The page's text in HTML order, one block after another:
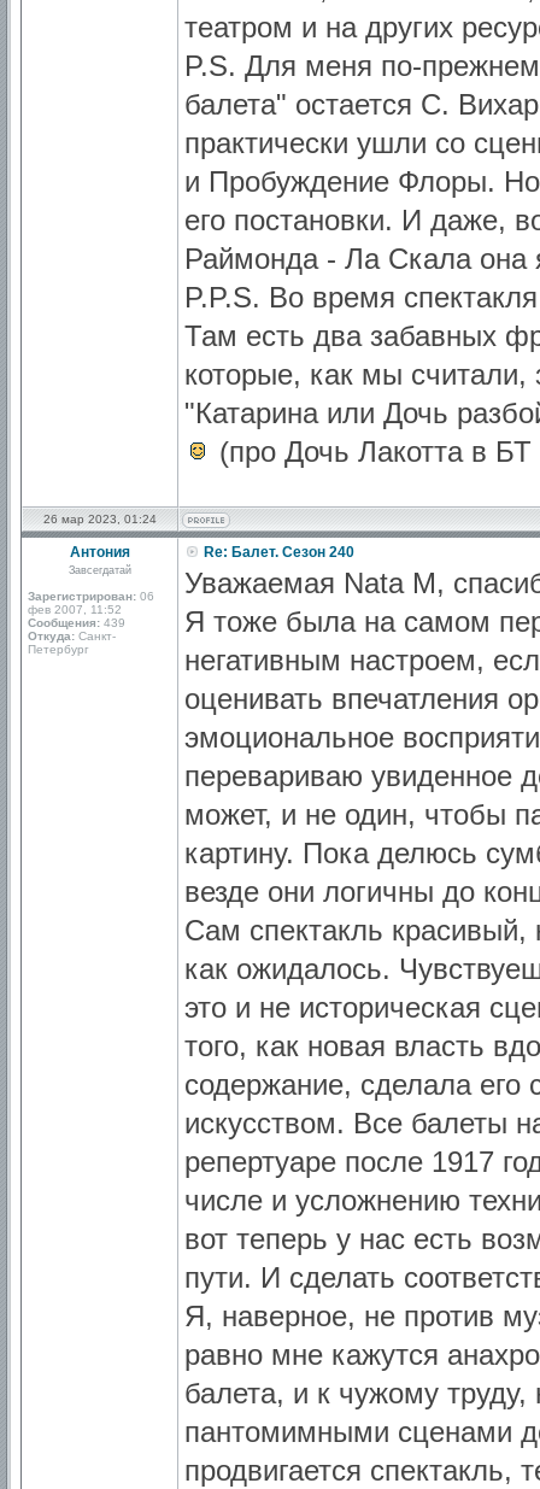
театром и на других
P.S. Для меня по-
балета" остается С.
практически ушли со
и Пробуждение Флоры.
его постановки. И даже,
Раймонда - Ла Скала она
P.P.S. Во время
Там есть два забавных
которые, как мы считали,
"Катарина или Дочь
(про Дочь Лакотта в БТ
26 мар 2023, 01:24
Антония
Завсегдатай
Зарегистрирован: 06
фев 2007, 11:52
Сообщения: 439
Откуда: Санкт-
Петербург
Re: Балет. Сезон 240
Уважаемая Nata M,
Я тоже была на самом
негативным настроем,
оценивать впечатления
эмоциональное
перевариваю увиденное
может, и не один, чтобы
картину. Пока делюсь
везде они логичны до
Сам спектакль
как ожидалось.
это и не историческая
того, как новая власть
содержание, сделала его
искусством. Все балеты
репертуаре после 1917
числе и усложнению
вот теперь у нас есть
пути. И сделать
Я, наверное, не против
равно мне кажутся
балета, и к чужому труду,
пантомимными сценами
продвигается